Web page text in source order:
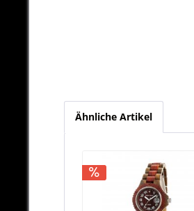
Ähnliche Artikel